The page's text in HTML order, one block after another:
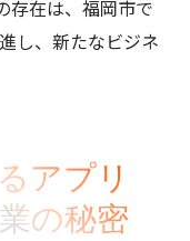
存在は、福岡市で
し、新たなビジネ
アプリ
の秘密